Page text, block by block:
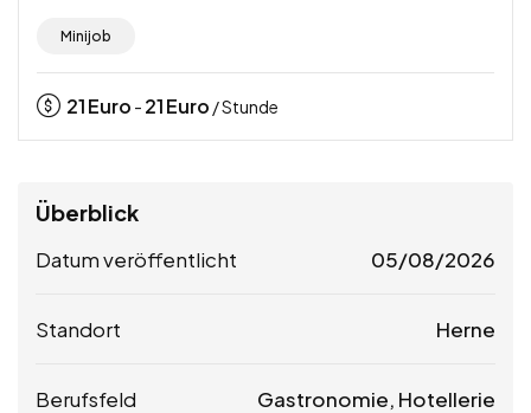
Minijob
21Euro - 21Euro / Stunde
Überblick
Datum veröffentlicht 05/08/2026
Standort Herne
Berufsfeld Gastronomie, Hotellerie